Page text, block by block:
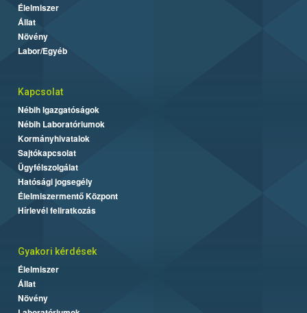
Élelmiszer
Állat
Növény
Labor/Egyéb
Kapcsolat
Nébih Igazgatóságok
Nébih Laboratóriumok
Kormányhivatalok
Sajtókapcsolat
Ügyfélszolgálat
Hatósági jogsegély
Élelmiszermentő Központ
Hírlevél feliratkozás
Gyakori kérdések
Élelmiszer
Állat
Növény